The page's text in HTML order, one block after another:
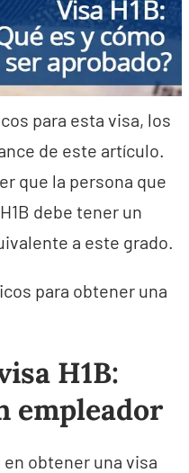
para esta visa, los
de este artículo.
que la persona que
debe tener un
a este grado.
para obtener una
H1B:
empleador
obtener una visa